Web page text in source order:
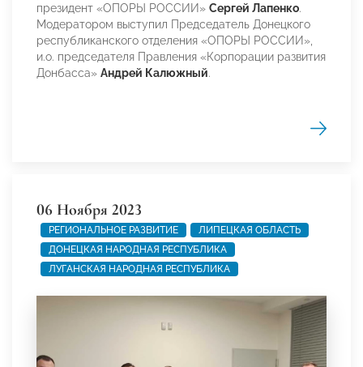
президент «ОПОРЫ РОССИИ» Сергей Лапенко.
Модератором выступил Председатель Донецкого
республиканского отделения «ОПОРЫ РОССИИ»,
и.о. председателя Правления «Корпорации развития
Донбасса» Андрей Калюжный.
06 Ноября 2023
РЕГИОНАЛЬНОЕ РАЗВИТИЕ
ЛИПЕЦКАЯ ОБЛАСТЬ
ДОНЕЦКАЯ НАРОДНАЯ РЕСПУБЛИКА
ЛУГАНСКАЯ НАРОДНАЯ РЕСПУБЛИКА